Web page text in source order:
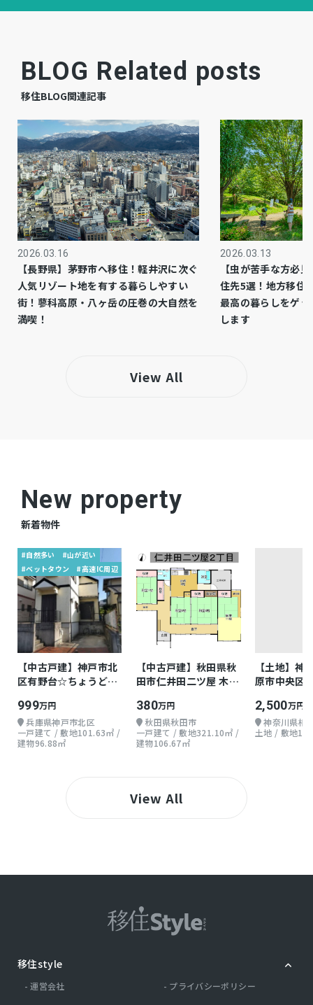
地目 宅地
現況 建築中
引渡時期 予定
駐車場 有
上水道 公共
下水道 公共
ガス その他
都市計画 市街化区域
システムキッチン、カウンターキッチン、IHク
目で最高等級取得、長期優良住宅認定物件、省
エネ、地盤サポート20年保証、10年後の無料
備考
※網戸・照明・カーテン・カーテンレールはオ
プションです
取引態様 仲介
BLOG Related posts
移住BLOG関連記事
2026.03.16
【長野県】茅野市へ移住！軽井沢に次ぐ
人気リゾート地を有する暮らしやすい
街！蓼科高原・八ヶ岳の圧巻の大自然を
満喫！
2026.03.13
【虫が苦手な方必
住先5選！地方移住
最高の暮らしをゲ
します
View All
New property
新着物件
#自然多い
#山が近い
#ベットタウン
#高速IC周辺
【中古戸建】神戸市北
区有野台☆ちょうどよ
999万円
兵庫県神戸市北区
一戸建て / 敷地101.63㎡ /
建物96.88㎡
【中古戸建】秋田県秋
田市仁井田二ツ屋 木造
380万円
秋田県秋田市
一戸建て / 敷地321.10㎡ /
建物106.67㎡
【土地】神
原市中央区
2,500万円
神奈川県相
土地 / 敷地
View All
移住style
運営会社 プライバシーポリシー